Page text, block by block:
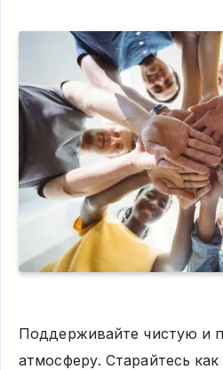
Поддерживайте чистую и
атмосферу. Старайтесь